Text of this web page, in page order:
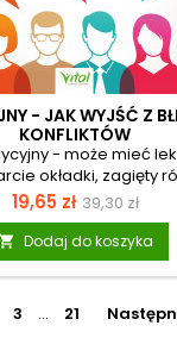
- JAK WYJŚĆ Z
KONFLIKTÓW
- może mieć
okładki, zagięty
jest
punkcie, a konflikty
mimo twoich
konfliktów
się dostrzegać
i dynamikę ról, które
Cena
19,65 zł Cena
39,30 zł
Dodaj do koszyka
3 … 21